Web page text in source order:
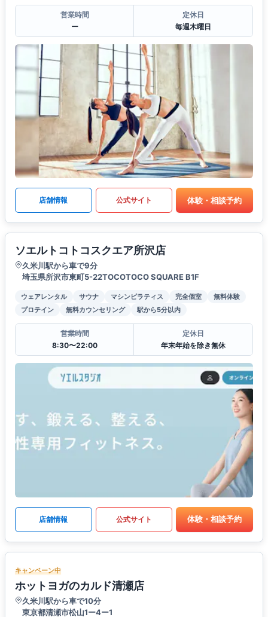
営業時間
ー
定休日
毎週木曜日
店舗情報 公式サイト 体験・相談予約
ソエルトコトコスクエア所沢店
久米川駅から車で9分
埼玉県所沢市東町5-22TOCOTOCO SQUARE B1F
ウェアレンタル サウナ マシンピラティス 完全個室
無料体験
プロテイン
無料カウンセリング 駅から5分以内
営業時間
8:30〜22:00
定休日
年末年始を除き無休
店舗情報 公式サイト 体験・相談予約
キャンペーン中
ホットヨガのカルド清瀬店
久米川駅から車で10分
東京都清瀬市松山1ー4ー1